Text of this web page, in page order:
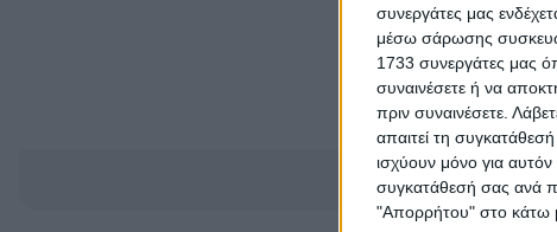
συνεργάτες μας
μέσω σάρωσης
1733 συνεργάτες μας
συναινέσετε ή να
πριν συναινέσετε.
απαιτεί τη
ισχύουν μόνο για
συγκατάθεσή σας ανά
"Απορρήτου" στο κάτω
Ακολουθήστε τη